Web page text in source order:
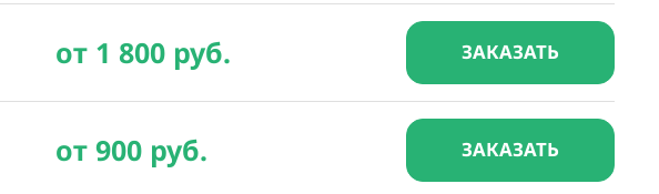
от 1 800 руб. ЗАКАЗАТЬ
от 900 руб. ЗАКАЗАТЬ